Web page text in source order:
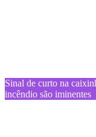
Sinal de curto na
incêndio são iminentes